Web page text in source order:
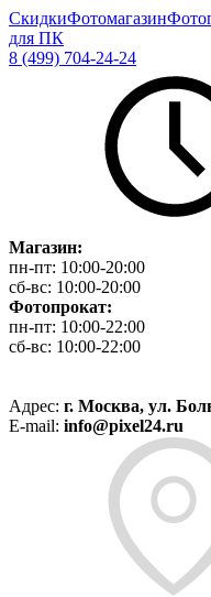
СкидкиФотомагазин
для ПК
8 (499) 704-24-24
Магазин:
пн-пт: 10:00-20:00
сб-вс: 10:00-20:00
Фотопрокат:
пн-пт: 10:00-22:00
сб-вс: 10:00-22:00
Адрес: г. Москва, ул.
E-mail: info@pixel24.ru